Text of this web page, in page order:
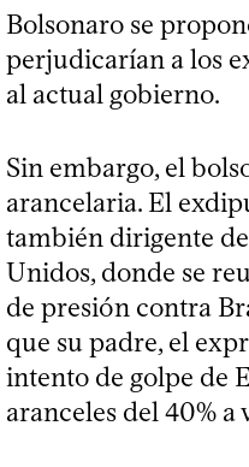
Bolsonaro se
perjudicarían a los
al actual gobierno.
Sin embargo, el
arancelaria. El
también dirigente
Unidos, donde se
de presión contra
que su padre, el
intento de golpe de
aranceles del 40%